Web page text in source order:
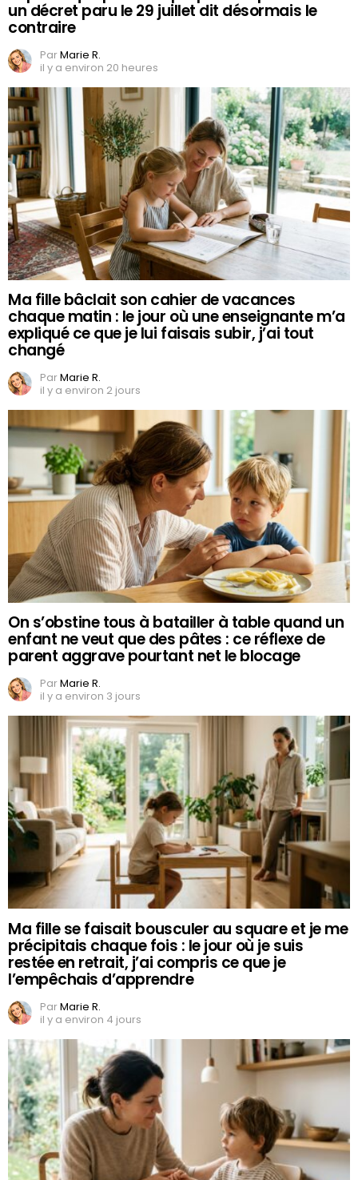
un décret paru le 29 juillet dit désormais le
contraire
ParMarie R.
il y a environ 20 heures
Ma fille bâclait son cahier de vacances
chaque matin : le jour où une enseignante m’a
expliqué ce que je lui faisais subir, j’ai tout
changé
ParMarie R.
il y a environ 2 jours
On s’obstine tous à batailler à table quand un
enfant ne veut que des pâtes : ce réflexe de
parent aggrave pourtant net le blocage
ParMarie R.
il y a environ 3 jours
Ma fille se faisait bousculer au square et je me
précipitais chaque fois : le jour où je suis
restée en retrait, j’ai compris ce que je
l’empêchais d’apprendre
ParMarie R.
il y a environ 4 jours